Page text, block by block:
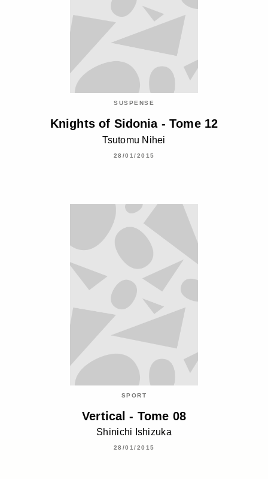
SUSPENSE
Knights of Sidonia - Tome 12
Tsutomu Nihei
28/01/2015
SPORT
Vertical - Tome 08
Shinichi Ishizuka
28/01/2015